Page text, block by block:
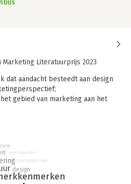
Literatuurprijs 2023
dat aandacht besteedt aan design
gebied van marketing aan het
een nieuw boek dat studenten en
biedt van de belangrijkste
van design voor merken. Het
met een heldere uitleg van
design
merkloyaliteit
merkonderzoek